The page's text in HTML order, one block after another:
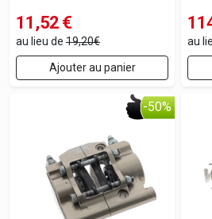
11,52 €
au lieu de 19,20€
Ajouter au panier
au
-50%